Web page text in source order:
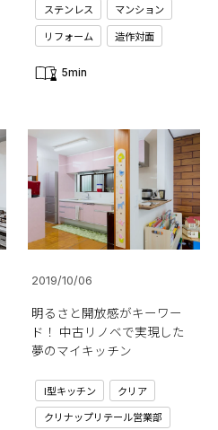
ステンレス
マンション
リフォーム
造作対面
5min
2019/10/06
明るさと開放感がキーワー
ド！ 中古リノベで実現した
夢のマイキッチン
I型キッチン
クリア
クリナップリテール営業部